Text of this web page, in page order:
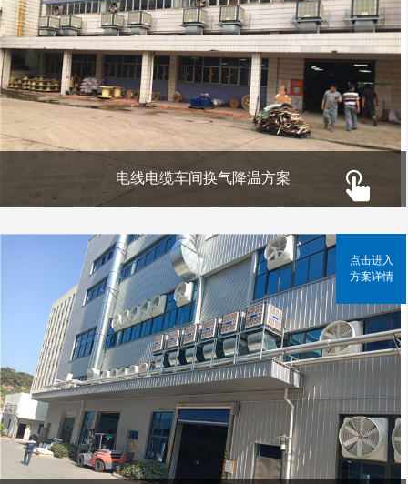
电线电缆车间换气降温方案
点击进入
方案详情